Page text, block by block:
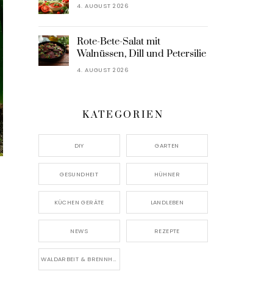
4. AUGUST 2026
Rote-Bete-Salat mit
Walnüssen, Dill und Petersilie
4. AUGUST 2026
KATEGORIEN
DIY GARTEN
GESUNDHEIT HÜHNER
KÜCHEN GERÄTE LANDLEBEN
NEWS REZEPTE
WALDARBEIT & BRENNHOLZ